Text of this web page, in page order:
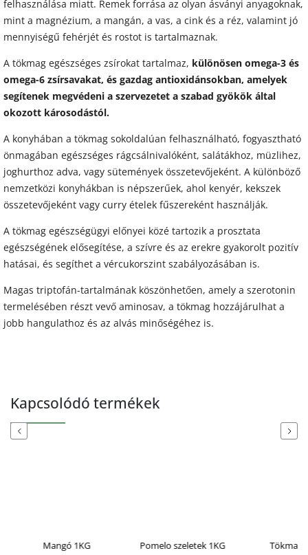
felhasználása miatt. Remek forrása az olyan ásványi anyagoknak,
mint a magnézium, a mangán, a vas, a cink és a réz, valamint jó
mennyiségű fehérjét és rostot is tartalmaznak.
A tökmag egészséges zsírokat tartalmaz, különösen omega-3 és
omega-6 zsírsavakat, és gazdag antioxidánsokban, amelyek
segítenek megvédeni a szervezetet a szabad gyökök által
okozott károsodástól.
A konyhában a tökmag sokoldalúan felhasználható, fogyasztható
önmagában egészséges rágcsálnivalóként, salátákhoz, müzlihez,
joghurthoz adva, vagy sütemények összetevőjeként. A különböző
nemzetközi konyhákban is népszerűek, ahol kenyér, kekszek
összetevőjeként vagy curry ételek fűszereként használják.
A tökmag egészségügyi előnyei közé tartozik a prosztata
egészségének elősegítése, a szívre és az erekre gyakorolt pozitív
hatásai, és segíthet a vércukorszint szabályozásában is.
Magas triptofán-tartalmának köszönhetően, amely a szerotonin
termelésében részt vevő aminosav, a tökmag hozzájárulhat a
jobb hangulathoz és az alvás minőségéhez is.
Kapcsolódó termékek
Previous
Mangó 1KG Pomelo szeletek 1KG Tökmag
Next